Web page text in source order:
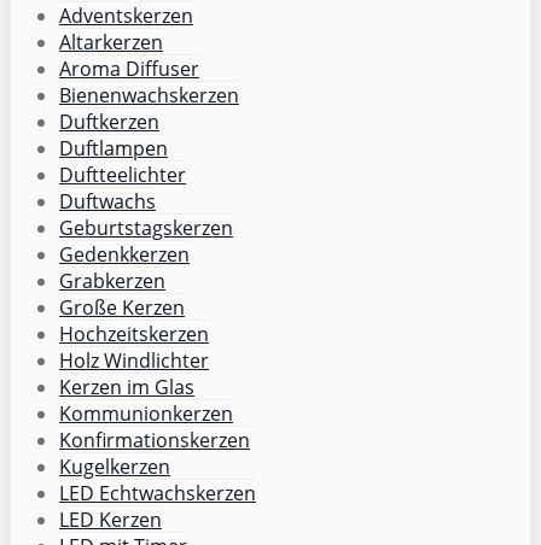
Adventskerzen
Altarkerzen
Aroma Diffuser
Bienenwachskerzen
Duftkerzen
Duftlampen
Duftteelichter
Duftwachs
Geburtstagskerzen
Gedenkkerzen
Grabkerzen
Große Kerzen
Hochzeitskerzen
Holz Windlichter
Kerzen im Glas
Kommunionkerzen
Konfirmationskerzen
Kugelkerzen
LED Echtwachskerzen
LED Kerzen